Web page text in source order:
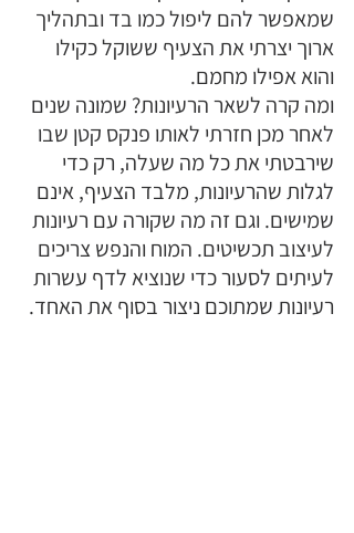
שמאפשר להם ליפול כמו בד ובתהליך
ארוך יצרתי את הצעיף ששוקל כקילו
והוא אפילו מחמם.
ומה קרה לשאר הרעיונות? שמונה שנים
לאחר מכן חזרתי לאותו פנקס קטן שבו
שירבטתי את כל מה שעלה, רק כדי
לגלות שהרעיונות, מלבד הצעיף, אינם
שמישים. וגם זה מה שקורה עם רעיונות
לעיצוב תכשיטים. המוח והנפש צריכים
לעיתים לסעור כדי שנוציא לדף עשרות
רעיונות שמתוכם ניצור בסוף את האחד.